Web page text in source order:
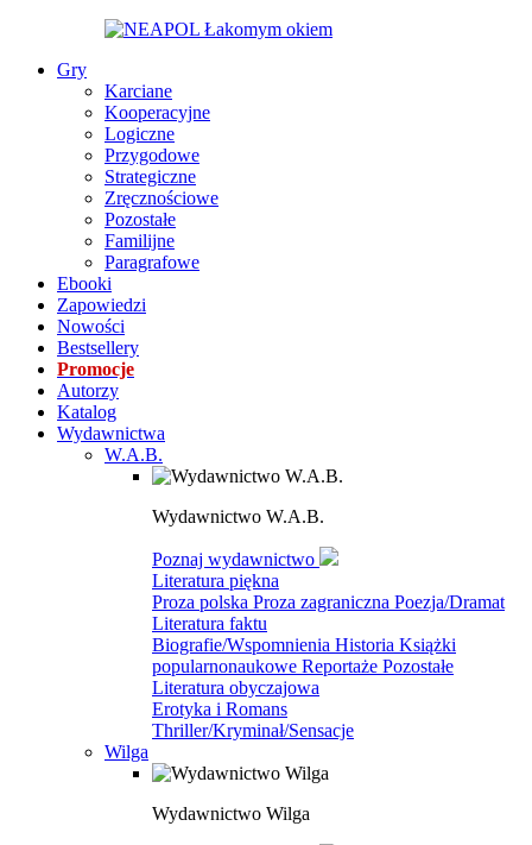
Gry
Karciane
Kooperacyjne
Logiczne
Przygodowe
Strategiczne
Zręcznościowe
Pozostałe
Familijne
Paragrafowe
Ebooki
Zapowiedzi
Nowości
Bestsellery
Promocje
Autorzy
Katalog
Wydawnictwa
W.A.B.
Wydawnictwo W.A.B.
Poznaj wydawnictwo
Literatura piękna
Proza polska Proza zagraniczna Poezja/Dramat
Literatura faktu
Biografie/Wspomnienia Historia Książki
popularnonaukowe Reportaże Pozostałe
Literatura obyczajowa
Erotyka i Romans
Thriller/Kryminał/Sensacje
Wilga
Wydawnictwo Wilga